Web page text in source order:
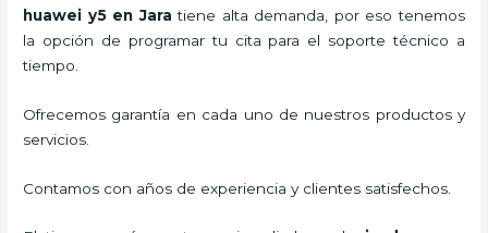
huawei y5 en Jara tiene alta demanda, por eso tenemos
la opción de programar tu cita para el soporte técnico a
tiempo.
Ofrecemos garantía en cada uno de nuestros productos y
servicios.
Contamos con años de experiencia y clientes satisfechos.